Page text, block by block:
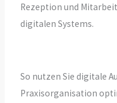
Rezeption und
digitalen Systems.
So nutzen Sie digitale
Praxisorganisation